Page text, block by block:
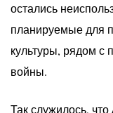
остались
планируемые для
культуры, рядом с
войны.
Так служилось,